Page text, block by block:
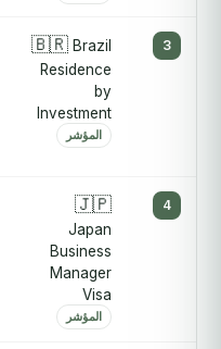
3
🇧🇷 Brazil
Residence
by
Investment
المؤشر
4
🇯🇵
Japan
Business
Manager
Visa
المؤشر